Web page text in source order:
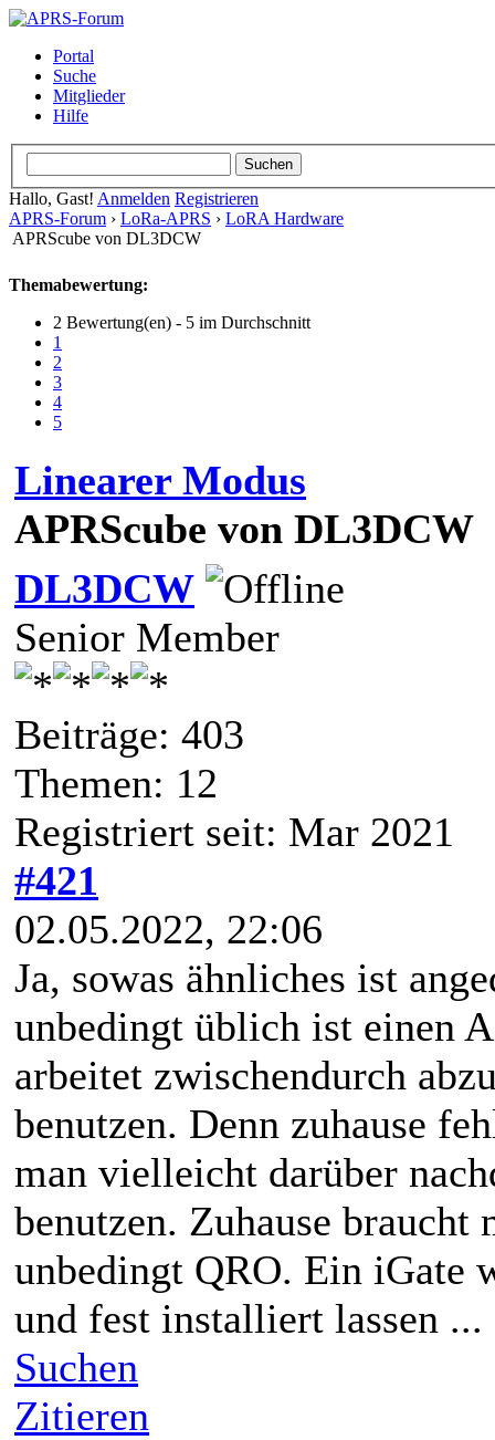
Portal
Suche
Mitglieder
Hilfe
Hallo, Gast! Anmelden Registrieren
APRS-Forum › LoRa-APRS › LoRA Hardware
APRScube von DL3DCW
Themabewertung:
2 Bewertung(en) - 5 im Durchschnitt
1
2
3
4
5
Linearer Modus
APRScube von DL3DCW
DL3DCW
Senior Member
Beiträge: 403
Themen: 12
Registriert seit: Mar 2021
#421
02.05.2022, 22:06
Ja, sowas ähnliches ist
unbedingt üblich ist einen
arbeitet zwischendurch
benutzen. Denn zuhause
man vielleicht darüber
benutzen. Zuhause
unbedingt QRO. Ein iGate
und fest installiert lassen ...
Suchen
Zitieren